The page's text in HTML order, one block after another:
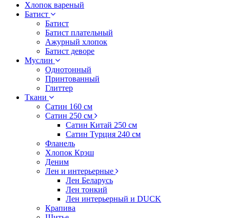
Хлопок вареный
Батист
Батист
Батист плательный
Ажурный хлопок
Батист деворе
Муслин
Однотонный
Принтованный
Глиттер
Ткани
Сатин 160 см
Сатин 250 см
Сатин Китай 250 см
Сатин Турция 240 см
Фланель
Хлопок Крэш
Деним
Лен и интерьерные
Лен Беларусь
Лен тонкий
Лен интерьерный и DUCK
Крапива